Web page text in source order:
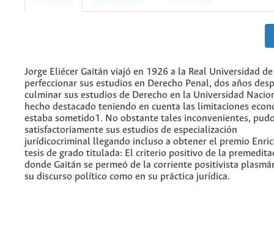
Jorge Eliécer Gaitán viajó en 1926 a la Real Universidad
perfeccionar sus estudios en Derecho Penal, dos años
culminar sus estudios de Derecho en la Universidad
hecho destacado teniendo en cuenta las limitaciones
estaba sometido1. No obstante tales inconvenientes,
satisfactoriamente sus estudios de especialización
jurídicocriminal llegando incluso a obtener el premio
tesis de grado titulada: El criterio positivo de la
donde Gaitán se permeó de la corriente positivista
su discurso político como en su práctica jurídica.